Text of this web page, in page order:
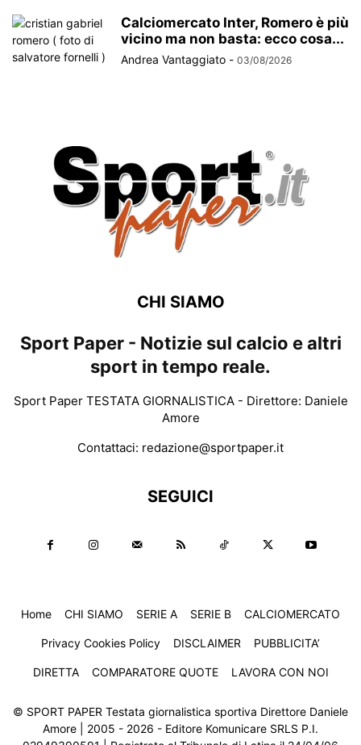
Calciomercato Inter, Romero è più
vicino ma non basta: ecco cosa...
Andrea Vantaggiato - 03/08/2026
CHI SIAMO
Sport Paper - Notizie sul calcio e altri
sport in tempo reale.
Sport Paper TESTATA GIORNALISTICA - Direttore: Daniele
Amore
Contattaci: redazione@sportpaper.it
SEGUICI
Home CHI SIAMO SERIE A SERIE B CALCIOMERCATO
Privacy Cookies Policy DISCLAIMER PUBBLICITA’
DIRETTA COMPARATORE QUOTE LAVORA CON NOI
© SPORT PAPER Testata giornalistica sportiva Direttore Daniele
Amore | 2005 - 2026 - Editore Komunicare SRLS P.I.